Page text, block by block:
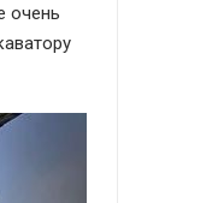
очень